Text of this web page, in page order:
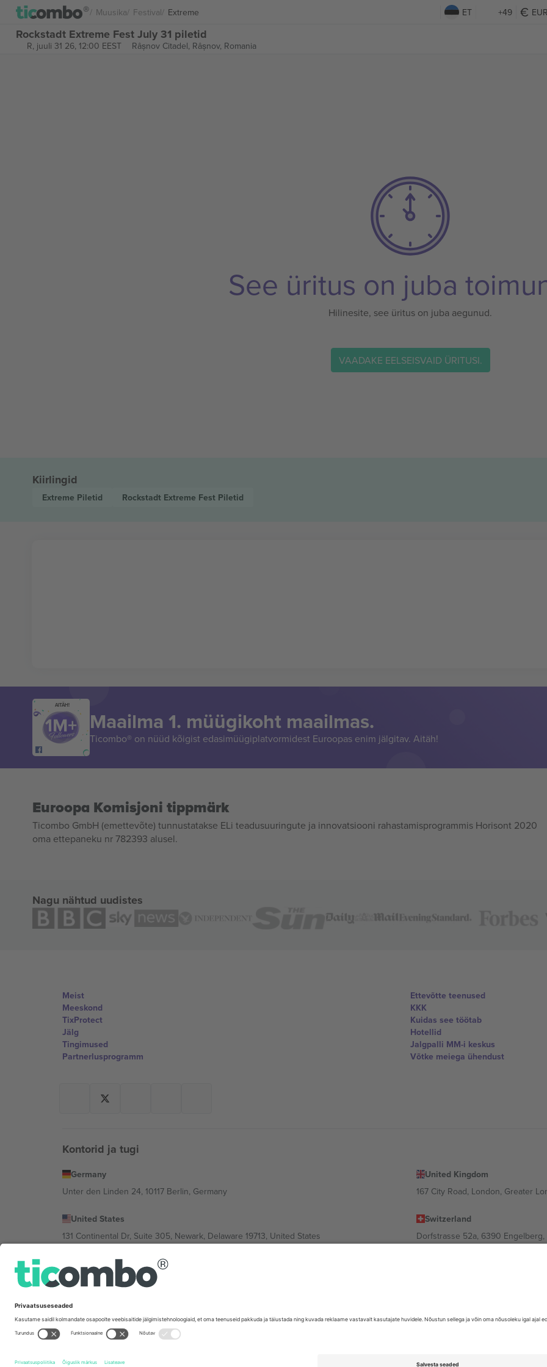
Muusika Festival Extreme ET +49
Rockstadt Extreme Fest July 31 piletid
R, juuli 31 26, 12:00 EEST Râșnov Citadel, Râșnov, Romania
See üritus on juba
Hilinesite, see üritus on juba aegunud.
VAADAKE EELSEISVAID ÜRITUSI.
Kiirlingid
Extreme Piletid Rockstadt Extreme Fest Piletid
AITÄH!
Maailma 1. müügikoht maailmas.
Ticombo® on nüüd kõigist edasimüügiplatvormidest Euroopas enim jälgitav. Aitäh!
Euroopa Komisjoni tippmärk
Ticombo GmbH (emettevõte) tunnustatakse ELi teadusuuringute ja innovatsiooni rahastamisprogrammis Horisont 2020
oma ettepaneku nr 782393 alusel.
Nagu nähtud uudistes
Meist
Meeskond
TixProtect
Jälg
Tingimused
Partnerlusprogramm
Ettevõtte teenused
KKK
Kuidas see töötab
Hotellid
Jalgpalli MM-i keskus
Võtke meiega ühendust
Kontorid ja tugi
Germany
Unter den Linden 24, 10117 Berlin, Germany
United Kingdom
167 City Road, London, Greater
United States
131 Continental Dr, Suite 305, Newark, Delaware 19713, United States
Switzerland
Dorfstrasse 52a, 6390
Bulgaria
Regus Sofia City West, bul Totleben 53-55, 1606 Sofia, Bulgaria
Mexico
Av Chapultepec 360, Roma Norte, Cuauhtémoc, 06700 Ciudad de México, CDMX, Mexico
Tingimused.© 2026 Ticombo. Kõik õigused kaitstud.